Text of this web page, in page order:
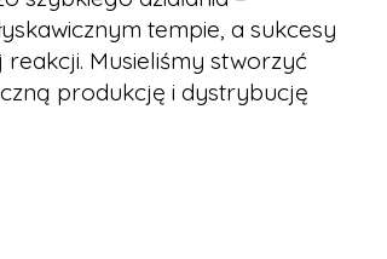
tempie, a sukcesy
Musieliśmy stworzyć
produkcję i dystrybucję